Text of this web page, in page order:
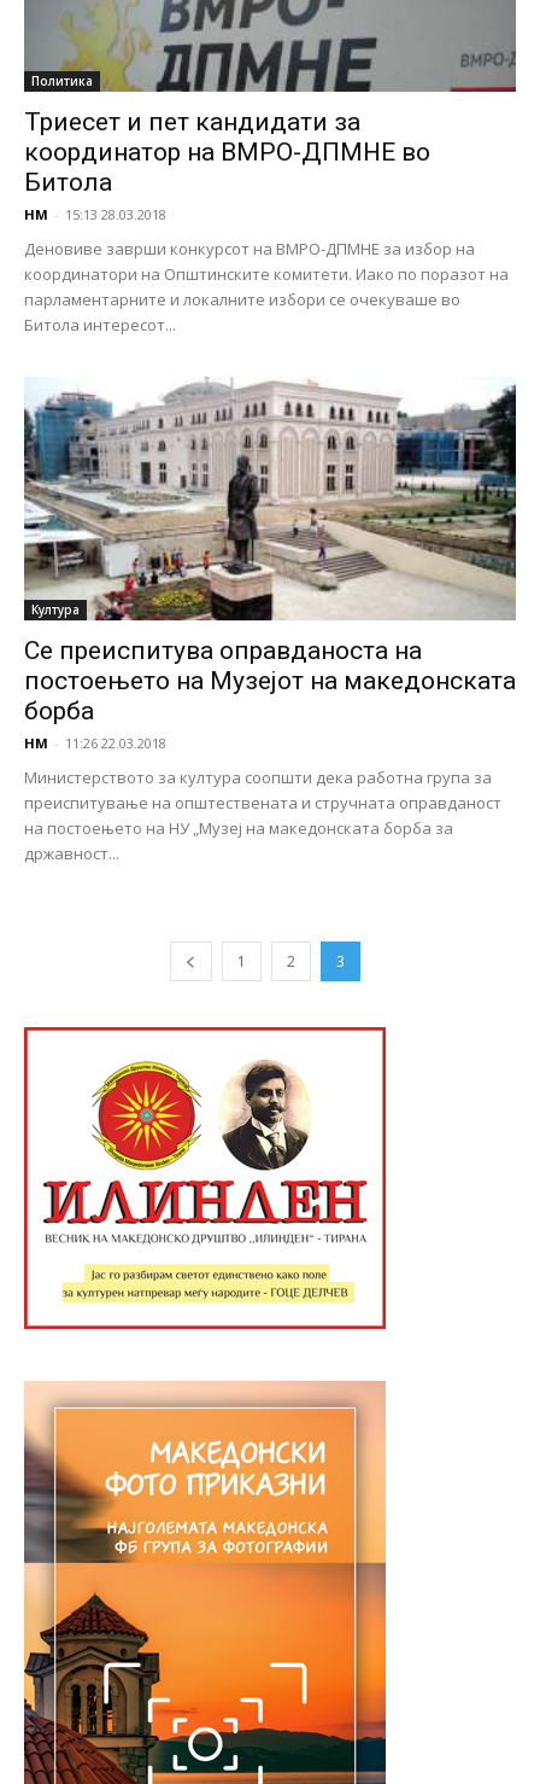
Политика
Триесет и пет кандидати за
координатор на ВМРО-ДПМНЕ во
Битола
НМ - 15:13 28.03.2018
Деновиве заврши конкурсот на ВМРО-ДПМНЕ за избор на
координатори на Општинските комитети. Иако по поразот на
парламентарните и локалните избори се очекуваше во
Битола интересот...
Култура
Се преиспитува оправданоста на
постоењето на Музејот на македонската
борба
НМ - 11:26 22.03.2018
Министерството за култура соопшти дека работна група за
преиспитување на општествената и стручната оправданост
на постоењето на НУ „Музеј на македонската борба за
државност...
1 2 3